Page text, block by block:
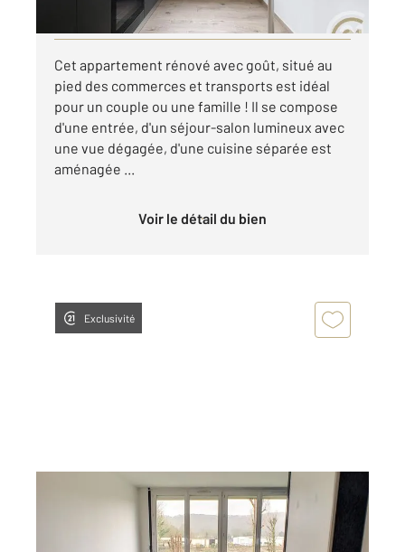
Visiter le site dédié
Cet appartement rénové avec goût, situé au
pied des commerces et transports est idéal
pour un couple ou une famille ! Il se compose
d'une entrée, d'un séjour-salon lumineux avec
une vue dégagée, d'une cuisine séparée est
aménagée ...
Voir le détail du bien
Exclusivité
DEVILLE LES ROUEN 76
, 1 pièce